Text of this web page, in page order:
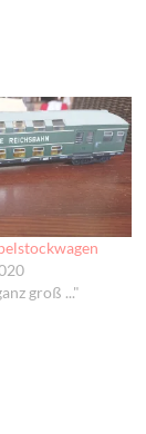
groß ..."